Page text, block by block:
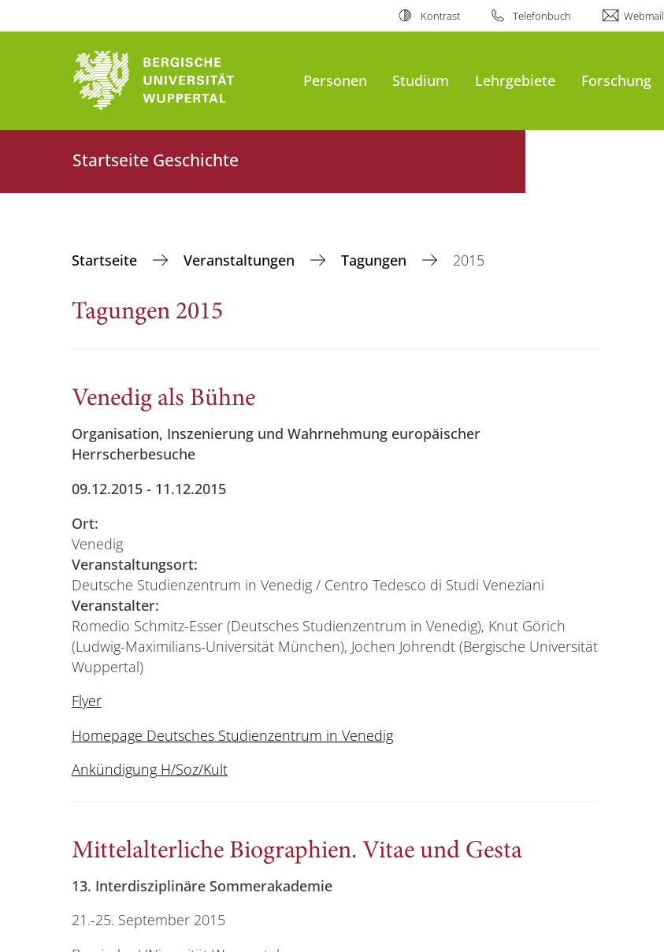
Kontrast Telefonbuch Webmail
Personen Studium Lehrgebiete Forschung
Startseite Geschichte
Startseite Veranstaltungen Tagungen 2015
Tagungen 2015
Venedig als Bühne
Organisation, Inszenierung und Wahrnehmung europäischer
Herrscherbesuche
09.12.2015 - 11.12.2015
Ort:
Venedig
Veranstaltungsort:
Deutsche Studienzentrum in Venedig / Centro Tedesco di Studi Veneziani
Veranstalter:
Romedio Schmitz-Esser (Deutsches Studienzentrum in Venedig), Knut Görich
(Ludwig-Maximilians-Universität München), Jochen Johrendt (Bergische Universität
Wuppertal)
Flyer
Homepage Deutsches Studienzentrum in Venedig
Ankündigung H/Soz/Kult
Mittelalterliche Biographien. Vitae und Gesta
13. Interdisziplinäre Sommerakademie
21.-25. September 2015